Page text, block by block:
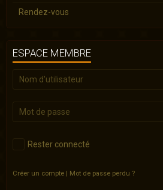
Rendez-vous
ESPACE MEMBRE
Rester connecté
Créer un compte | Mot de passe perdu ?